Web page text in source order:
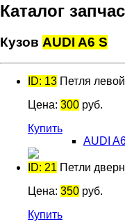
Каталог
Кузов AUDI A6 S
ID: 13 Петля
Цена: 300 руб.
Купить
AUDI
ID: 21 Петли
Цена: 350 руб.
Купить